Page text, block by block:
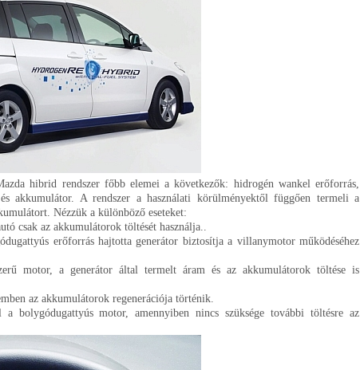
hibrid rendszer főbb elemei a következők: hidrogén wankel erőforrás,
akkumulátor. A rendszer a használati körülményektől függően termeli a
Nézzük a különböző eseteket:
csak az akkumulátorok töltését használja..
erőforrás hajtotta generátor biztosítja a villanymotor működéséhez
motor, a generátor által termelt áram és az akkumulátorok töltése is
az akkumulátorok regenerációja történik.
bolygódugattyús motor, amennyiben nincs szüksége további töltésre az